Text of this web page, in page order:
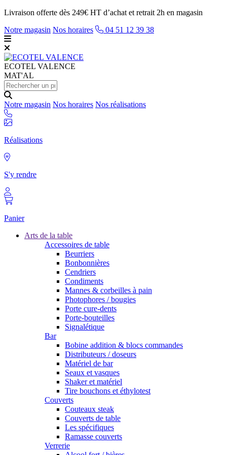
Livraison offerte dès 249€ HT d’achat et retrait 2h en magasin
Notre magasin Nos horaires 04 51 12 39 38
ECOTEL VALENCE
MAT'AL
Notre magasin Nos horaires Nos réalisations
Réalisations
S'y rendre
Panier
Arts de la table
Accessoires de table
Beurriers
Bonbonnières
Cendriers
Condiments
Mannes & corbeilles à pain
Photophores / bougies
Porte cure-dents
Porte-bouteilles
Signalétique
Bar
Bobine addition & blocs commandes
Distributeurs / doseurs
Matériel de bar
Seaux et vasques
Shaker et matériel
Tire bouchons et éthylotest
Couverts
Couteaux steak
Couverts de table
Les spécifiques
Ramasse couverts
Verrerie